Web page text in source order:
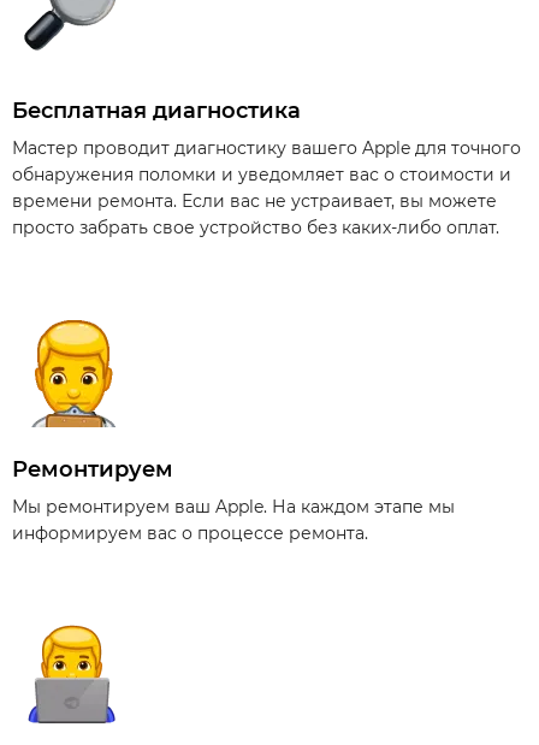
Бесплатная диагностика
Мастер проводит диагностику вашего Apple для точного
обнаружения поломки и уведомляет вас о стоимости и
времени ремонта. Если вас не устраивает, вы можете
просто забрать свое устройство без каких-либо оплат.
Ремонтируем
Мы ремонтируем ваш Apple. На каждом этапе мы
информируем вас о процессе ремонта.